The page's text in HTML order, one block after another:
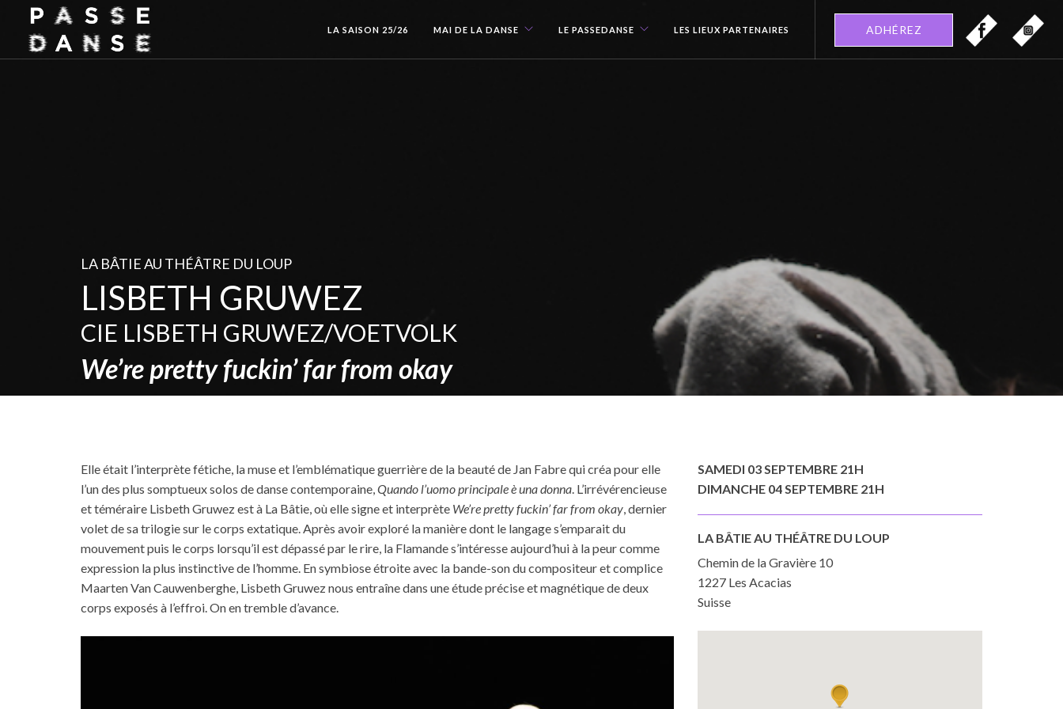
LA SAISON 25/26 MAI DE LA DANSE LE PASSEDANSE LES LIEUX PARTENAIRES ADHÉREZ
LA BÂTIE AU THÉÂTRE DU LOUP
LISBETH GRUWEZ
CIE LISBETH GRUWEZ/VOETVOLK
We’re pretty fuckin’ far from okay
Elle était l’interprète fétiche, la muse et l’emblématique guerrière de la beauté de Jan Fabre qui créa pour elle
l’un des plus somptueux solos de danse contemporaine,Quando l’uomo principale è una donna. L’irrévérencieuse
et téméraire Lisbeth Gruwez est à La Bâtie, où elle signe et interprète We’re pretty fuckin’ far from okay, dernier
volet de sa trilogie sur le corps extatique. Après avoir exploré la manière dont le langage s’emparait du
mouvement puis le corps lorsqu’il est dépassé par le rire, la Flamande s’intéresse aujourd’hui à la peur comme
expression la plus instinctive de l’homme. En symbiose étroite avec la bande-son du compositeur et complice
Maarten Van Cauwenberghe, Lisbeth Gruwez nous entraîne dans une étude précise et magnétique de deux
corps exposés à l’effroi. On en tremble d’avance.
SAMEDI 03 SEPTEMBRE 21H
DIMANCHE 04 SEPTEMBRE 21H
LA BÂTIE AU THÉÂTRE DU LOUP
Chemin de la Gravière 10
1227 Les Acacias
Suisse